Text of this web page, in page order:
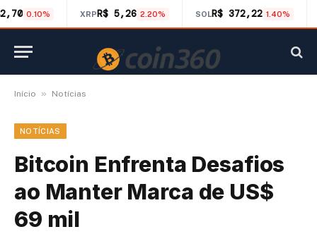
0.10% XRPR$ 5,26 2.20% SOLR$ 372,22 1.40%
Início » Notícias
NOTÍCIAS
Bitcoin Enfrenta Desafios
ao Manter Marca de US$
69 mil